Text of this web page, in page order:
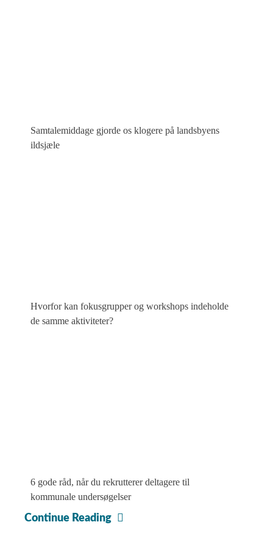
Samtalemiddage gjorde os klogere på landsbyens
ildsjæle
Hvorfor kan fokusgrupper og workshops indeholde
de samme aktiviteter?
6 gode råd, når du rekrutterer deltagere til
kommunale undersøgelser
Continue Reading